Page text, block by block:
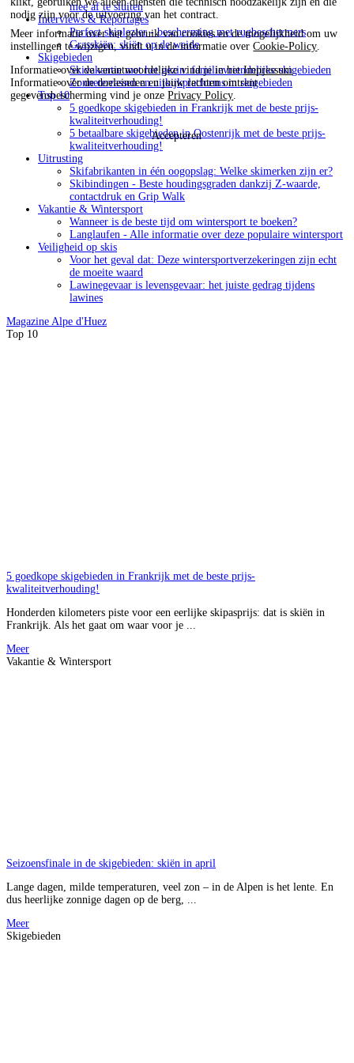
nodig zijn voor de uitvoering van het contract.
Meer informatie over het gebruik van cookies en de mogelijkheid om uw
instellingen te wijzigen, vindt u in de informatie overCookie-Policy.
Informatie over de verantwoordelijke vind je in hetImpressum.
Informatie over de doeleinden en jouw rechten omtrent
gegevensbescherming vind je onzePrivacy Policy.
Accepteren
mee af te sluiten
Interviews & Reportages
Perfect skiplezier - bescherming met rugbeschermers
Grasskiën: skiën op de weide
Skigebieden
Skivakantie met het gezin: familievriendelijke skigebieden
Zonneterrassen en uitkijkplatforms in skigebieden
Top 10
5 goedkope skigebieden in Frankrijk met de beste prijs-
kwaliteitverhouding!
5 betaalbare skigebieden in Oostenrijk met de beste prijs-
kwaliteitverhouding!
Uitrusting
Skifabrikanten in één oogopslag: Welke skimerken zijn er?
Skibindingen - Beste houdingsgraden dankzij Z-waarde,
contactdruk en Grip Walk
Vakantie & Wintersport
Wanneer is de beste tijd om wintersport te boeken?
Langlaufen - Alle informatie over deze populaire wintersport
Veiligheid op skis
Voor het geval dat: Deze wintersportverzekeringen zijn echt
de moeite waard
Lawinegevaar is levensgevaar: het juiste gedrag tijdens
lawines
Magazine Alpe d'Huez
Top 10
5 goedkope skigebieden in Frankrijk met de beste prijs-
kwaliteitverhouding!
Honderden kilometers piste voor een eerlijke skipasprijs: dat is skiën in
Frankrijk. Als het gaat om waar voor je ...
Meer
Vakantie & Wintersport
Seizoensfinale in de skigebieden: skiën in april
Lange dagen, milde temperaturen, veel zon – in de Alpen is het lente. En
dus heerlijke zonnige dagen op de berg, ...
Meer
Skigebieden